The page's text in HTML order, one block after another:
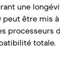
une
peut être mis à
processeurs
totale.